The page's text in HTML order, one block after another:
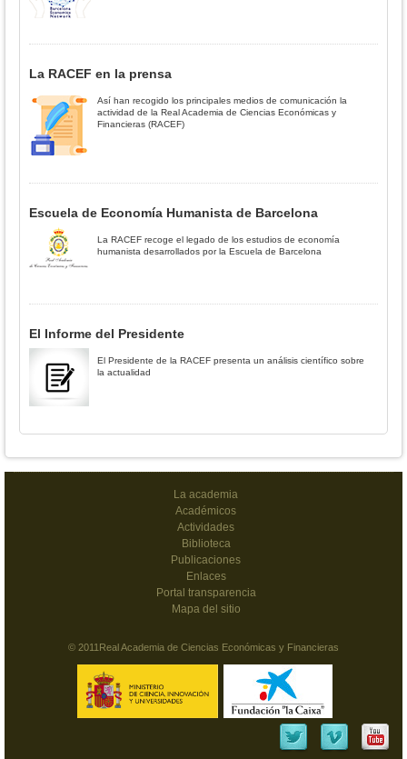
La RACEF en la prensa
Así han recogido los principales medios de comunicación la
actividad de la Real Academia de Ciencias Económicas y
Financieras (RACEF)
Escuela de Economía Humanista de Barcelona
La RACEF recoge el legado de los estudios de economía
humanista desarrollados por la Escuela de Barcelona
El Informe del Presidente
El Presidente de la RACEF presenta un análisis científico sobre
la actualidad
La academia
Académicos
Actividades
Biblioteca
Publicaciones
Enlaces
Portal transparencia
Mapa del sitio
© 2011Real Academia de Ciencias Económicas y Financieras